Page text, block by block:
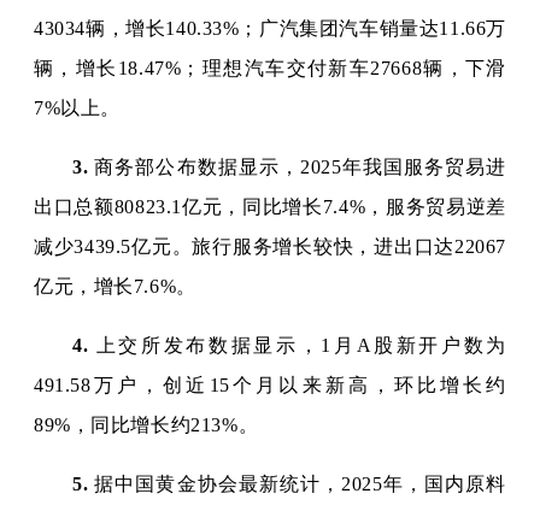
43034辆，增长140.33%；广汽集团汽车销量达11.66万
辆，增长18.47%；理想汽车交付新车27668辆，下滑
7%以上。
3.商务部公布数据显示，2025年我国服务贸易进
出口总额80823.1亿元，同比增长7.4%，服务贸易逆差
减少3439.5亿元。旅行服务增长较快，进出口达22067
亿元，增长7.6%。
4.
上交所发布数据显示，1月A股新开户数为
491.58万户，创近15个月以来新高，环比增长约
89%，同比增长约213%。
5.据中国黄金协会最新统计，2025年，国内原料